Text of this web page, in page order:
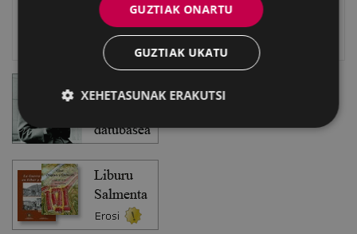
Eibarko Idazlanen Datu-basea
GUZTIAK ONARTU
GUZTIAK UKATU
XEHETASUNAK ERAKUTSI